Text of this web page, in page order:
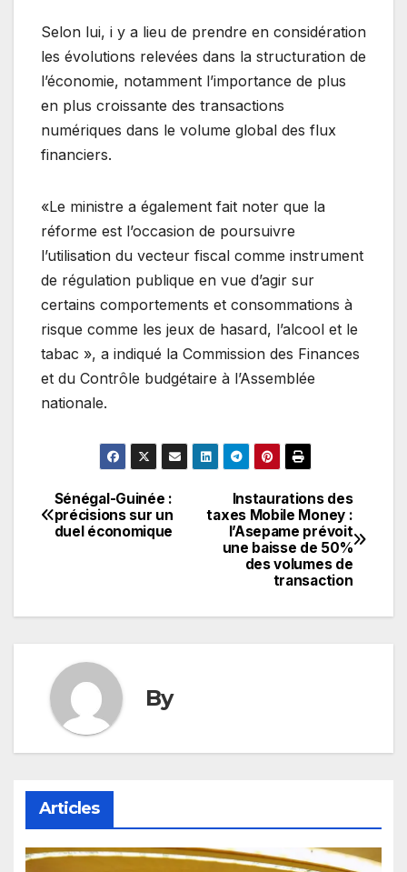
Selon lui, i y a lieu de prendre en considération
les évolutions relevées dans la structuration de
l’économie, notamment l’importance de plus
en plus croissante des transactions
numériques dans le volume global des flux
financiers.
«Le ministre a également fait noter que la
réforme est l’occasion de poursuivre
l’utilisation du vecteur fiscal comme instrument
de régulation publique en vue d’agir sur
certains comportements et consommations à
risque comme les jeux de hasard, l’alcool et le
tabac », a indiqué la Commission des Finances
et du Contrôle budgétaire à l’Assemblée
nationale.
Navigation
de
Instaurations des
taxes Mobile Money :
l’Asepame prévoit
une baisse de 50%
des volumes de
transaction
Sénégal-Guinée :
précisions sur un
duel économique
By
Articles